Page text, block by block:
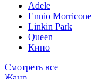
Adele
Ennio Morricone
Linkin Park
Queen
Кино
Смотреть все